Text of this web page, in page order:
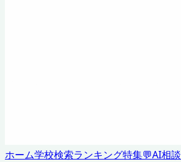
ホーム学校検索ランキング特集💬AI相談